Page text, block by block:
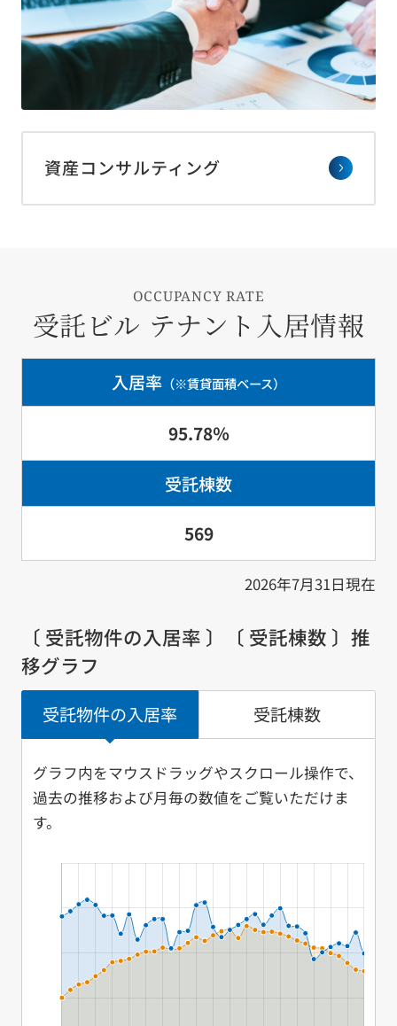
資産コンサルティング
OCCUPANCY RATE
受託ビル テナント入居情報
入居率 （※賃貸面積ベース）
95.78％
受託棟数
569
2026年7月31日現在
〔 受託物件の入居率 〕〔 受託棟数 〕推
移グラフ
受託物件の入居率 受託棟数
グラフ内をマウスドラッグやスクロール操作で、
過去の推移および月毎の数値をご覧いただけま
す。